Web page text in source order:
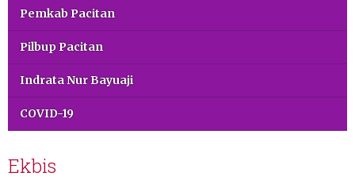
Pemkab Pacitan
Pilbup Pacitan
Indrata Nur Bayuaji
COVID-19
Ekbis